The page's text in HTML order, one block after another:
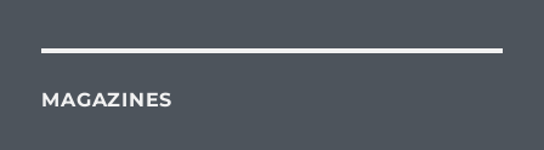
MAGAZINES